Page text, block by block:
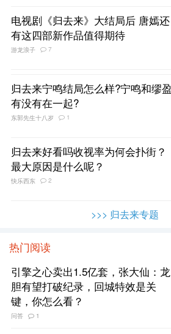
电视剧《归去来》大结局后 唐嫣还
有这四部新作品值得期待
游龙浪子 7
归去来宁鸣结局怎么样?宁鸣和缪盈
有没有在一起?
东郭先生十八岁 1
归去来好看吗收视率为何会扑街？
最大原因是什么呢？
快乐西东 2
>>> 归去来专题
热门阅读
引擎之心卖出1.5亿套，张大仙：龙
胆有望打破纪录，回城特效是关
键，你怎么看？
问答 1